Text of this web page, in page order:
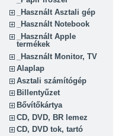
_Használt Asztali gép
_Használt Notebook
_Használt Apple
termékek
_Használt Monitor, TV
Alaplap
Asztali számítógép
Billentyűzet
Bővítőkártya
CD, DVD, BR lemez
CD, DVD tok, tartó